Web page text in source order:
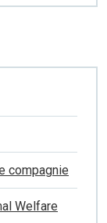
compagnie
Welfare